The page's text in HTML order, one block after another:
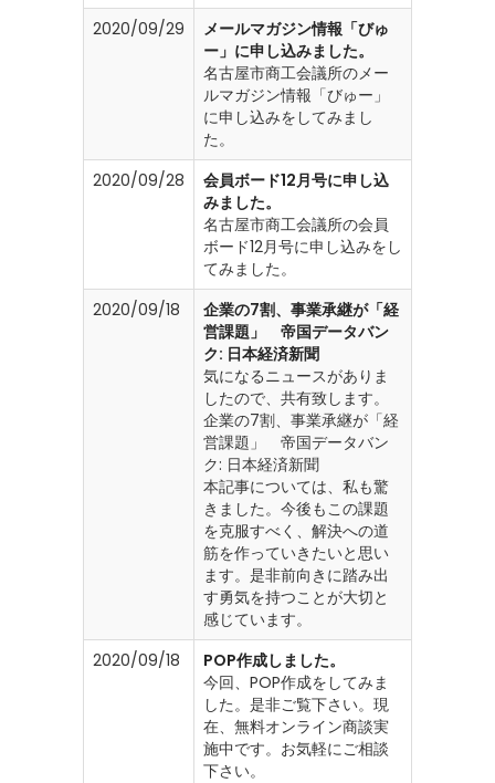
2020/09/29
メールマガジン情報「びゅ
ー」に申し込みました。
名古屋市商工会議所のメー
ルマガジン情報「びゅー」
に申し込みをしてみまし
た。
2020/09/28
会員ボード12月号に申し込
みました。
名古屋市商工会議所の会員
ボード12月号に申し込みをし
てみました。
2020/09/18
企業の7割、事業承継が「経
営課題」 帝国データバン
ク: 日本経済新聞
気になるニュースがありま
したので、共有致します。
企業の7割、事業承継が「経
営課題」 帝国データバン
ク: 日本経済新聞
本記事については、私も驚
きました。今後もこの課題
を克服すべく、解決への道
筋を作っていきたいと思い
ます。是非前向きに踏み出
す勇気を持つことが大切と
感じています。
2020/09/18
POP作成しました。
今回、POP作成をしてみま
した。是非ご覧下さい。現
在、無料オンライン商談実
施中です。お気軽にご相談
下さい。